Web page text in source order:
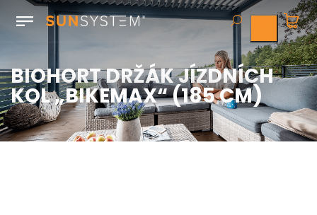
BIOHORT DRŽÁK JÍZDNÍCH
KOL „BIKEMAX“ (185 CM)